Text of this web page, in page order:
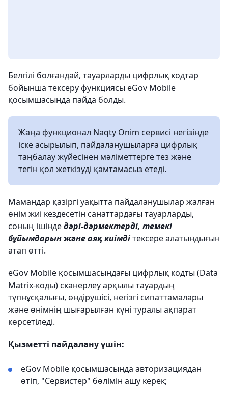
Белгілі болғандай, тауарларды цифрлық кодтар
бойынша тексеру функциясы eGov Mobile
қосымшасында пайда болды.
Жаңа функционал Naqty Onim сервисі негізінде
іске асырылып, пайдаланушыларға цифрлық
таңбалау жүйесінен мәліметтерге тез және
тегін қол жеткізуді қамтамасыз етеді.
Мамандар қазіргі уақытта пайдаланушылар жалған
өнім жиі кездесетін санаттардағы тауарларды,
соның ішіндедәрі-дәрмектерді, темекі
бұйымдарын және аяқ киімдітексере алатындығын
атап өтті.
eGov Mobile қосымшасындағы цифрлық кодты (Data
Matrix-коды) сканерлеу арқылы тауардың
түпнұсқалығы, өндірушісі, негізгі сипаттамалары
және өнімнің шығарылған күні туралы ақпарат
көрсетіледі.
Қызметті пайдалану үшін:
eGov Mobile қосымшасында авторизациядан
өтіп, "Сервистер" бөлімін ашу керек;